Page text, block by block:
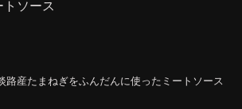
ソース
路産たまねぎをふんだんに使ったミートソース